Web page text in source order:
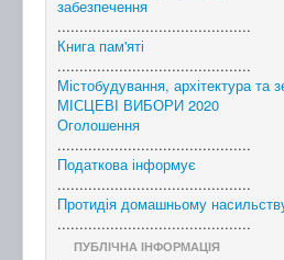
забезпечення
............................................
Книга пам'яті
............................................
Містобудування, архітектура та
МІСЦЕВІ ВИБОРИ 2020
Оголошення
............................................
Податкова інформує
............................................
Протидія домашньому
............................................
ПУБЛІЧНА ІНФОРМАЦІЯ